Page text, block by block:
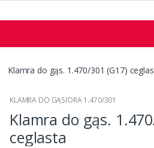
Klamra do gąs. 1.470/301 (G17)
KLAMRA DO GĄSIORA 1.470/301
Klamra do gąs.
ceglasta